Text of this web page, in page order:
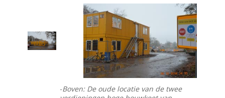
-Boven: De oude locatie van detwee